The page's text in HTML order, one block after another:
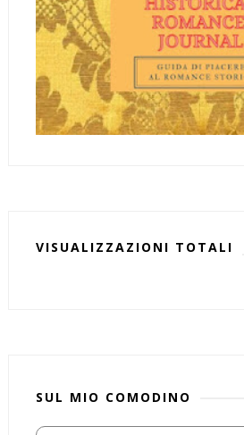
VISUALIZZAZIONI TOTALI
SUL MIO COMODINO